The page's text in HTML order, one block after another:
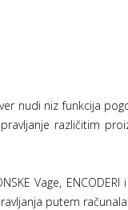
nudi niz funkcija
različitim
Vage, ENCODERI i
putem